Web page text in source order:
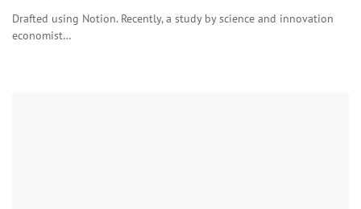
Drafted using Notion. Recently, a study by science and innovation
economist…